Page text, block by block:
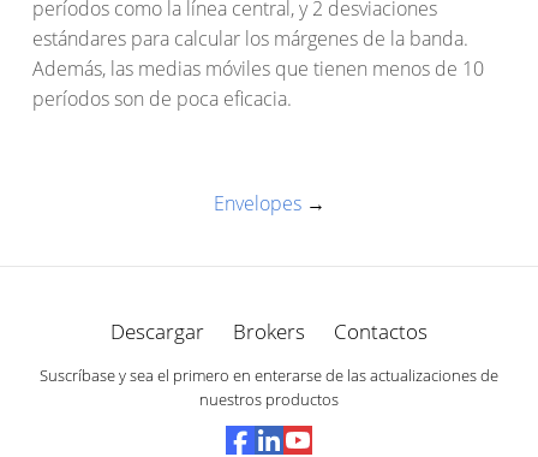
períodos como la línea central, y 2 desviaciones
estándares para calcular los márgenes de la banda.
Además, las medias móviles que tienen menos de 10
períodos son de poca eficacia.
Envelopes →
Descargar Brokers Contactos
Suscríbase y sea el primero en enterarse de las actualizaciones de
nuestros productos